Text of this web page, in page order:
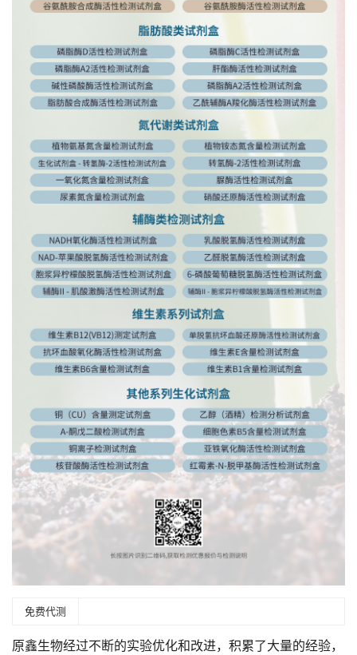
免费代测
原鑫生物经过不断的实验优化和改进，积累了大量的经验，